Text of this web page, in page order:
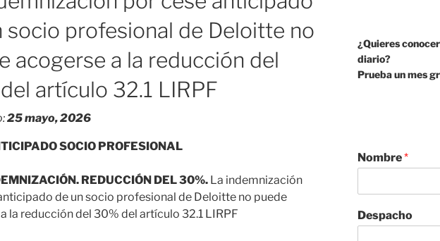
socio profesional de Deloitte no
acogerse a la reducción del
artículo 32.1 LIRPF
25 mayo, 2026
SOCIO PROFESIONAL
REDUCCIÓN DEL 30%. La indemnización
de un socio profesional de Deloitte no puede
la reducción del 30% del artículo 32.1 LIRPF
¿Quieres
diario?
Prueba un mes
Nombre*
Despacho